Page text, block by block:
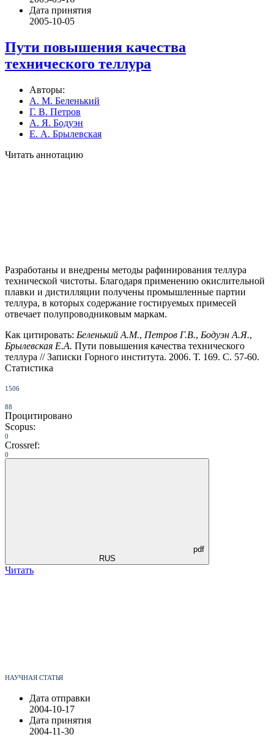
Дата принятия
2005-10-05
Пути повышения качества
технического теллура
Авторы:
А. М. Беленький
Г. В. Петров
А. Я. Бодуэн
Е. А. Брылевская
Читать аннотацию
Разработаны и внедрены методы рафинирования теллура
технической чистоты. Благодаря применению окислительной
плавки и дистилляции получены промышленные партии
теллура, в которых содержание гостируемых примесей
отвечает полупроводниковым маркам.
Как цитировать: Беленький А.М., Петров Г.В., Бодуэн А.Я.,
Брылевская Е.А. Пути повышения качества технического
теллура // Записки Горного института. 2006. Т. 169. С. 57-60.
Статистика
1506
88
Процитировано
Scopus:
0
Crossref:
0
pdf
RUS
Читать
НАУЧНАЯ СТАТЬЯ
Дата отправки
2004-10-17
Дата принятия
2004-11-30